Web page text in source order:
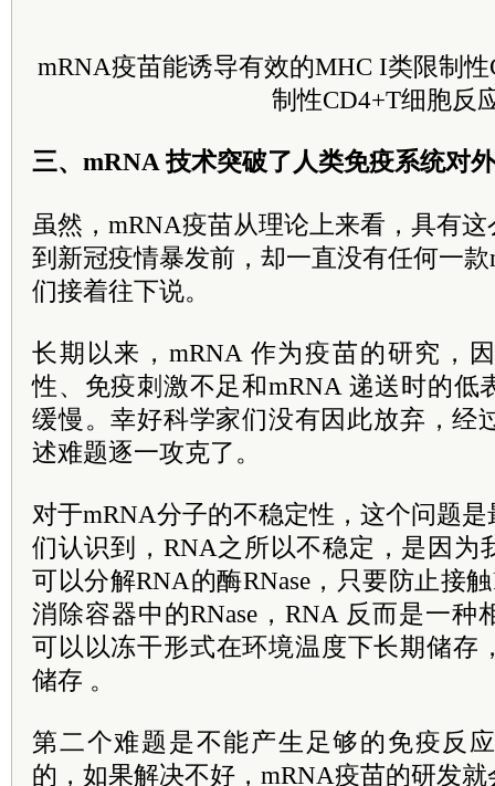
mRNA疫苗能诱导有效的MHC I类限制
制性CD4+T细胞反
三、mRNA 技术突破了人类免疫系统对
虽然，mRNA疫苗从理论上来看，具有
到新冠疫情暴发前，却一直没有任何一
们接着往下说。
长期以来，mRNA 作为疫苗的研究，
性、免疫刺激不足和mRNA 递送时的低
缓慢。幸好科学家们没有因此放弃，经
述难题逐一攻克了。
对于mRNA分子的不稳定性，这个问题
们认识到，RNA之所以不稳定，是因为
可以分解RNA的酶RNase，只要防止接
消除容器中的RNase，RNA 反而是一种
可以以冻干形式在环境温度下长期储存
储存 。
第二个难题是不能产生足够的免疫反
的，如果解决不好，mRNA疫苗的研发